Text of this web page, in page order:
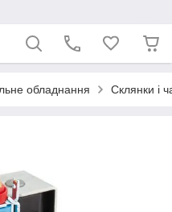
обладнання Склянки і